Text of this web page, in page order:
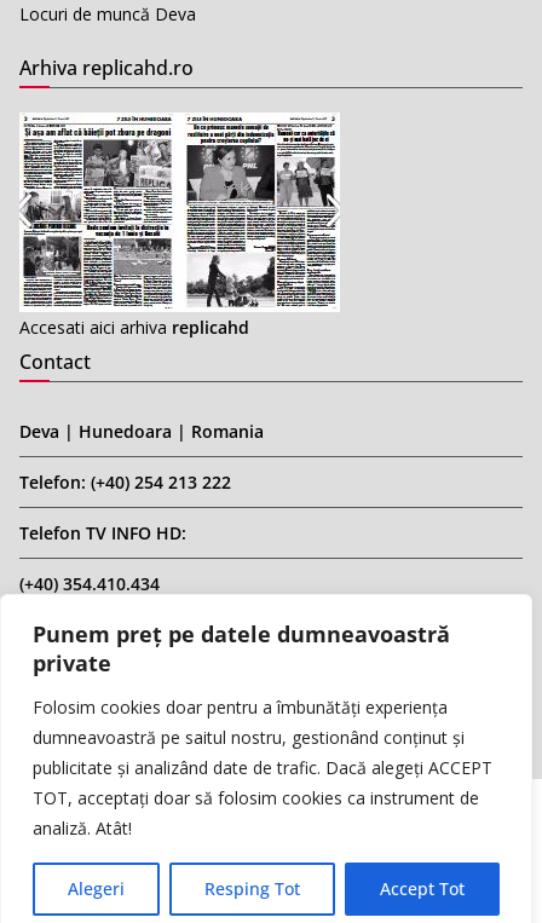
Punem preț pe datele dumneavoastră
private
Folosim cookies doar pentru a îmbunătăți experiența
dumneavoastră pe saitul nostru, gestionând conținut și
publicitate și analizând date de trafic. Dacă alegeți ACCEPT
TOT, acceptați doar să folosim cookies ca instrument de
analiză. Atât!
Alegeri Resping Tot Accept Tot
Locuri de muncă Deva
Arhiva replicahd.ro
Accesati aici arhiva replicahd
Contact
Deva | Hunedoara | Romania
Telefon: (+40) 254 213 222
Telefon TV INFO HD:
(+40) 354.410.434
Email: infohd20@gmail.com
Website: www.replicahd.ro